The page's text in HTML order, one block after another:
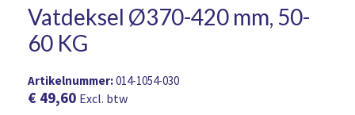
Vatdeksel Ø370-420 mm, 50-
60 KG
Artikelnummer:014-1054-030
€ 49,60 Excl. btw